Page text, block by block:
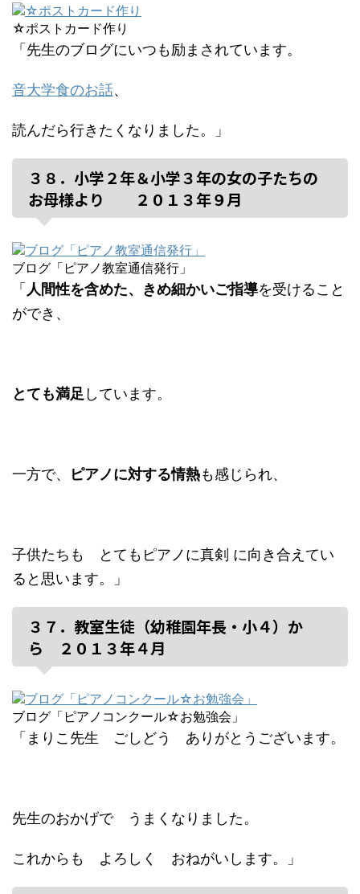
☆ポストカード作り
「先生のブログにいつも励まされています。
音大学食のお話、
読んだら行きたくなりました。」
３８．小学２年＆小学３年の女の子たちの
お母様より ２０１３年９月
ブログ「ピアノ教室通信発行」
「 人間性を含めた、きめ細かいご指導を受けること
ができ、
とても満足 しています。
一方で、 ピアノに対する情熱も感じられ、
子供たちも とてもピアノに真剣 に向き合えてい
ると思います。」
３７．教室生徒（幼稚園年長・小４）か
ら ２０１３年４月
ブログ「ピアノコンクール☆お勉強会」
「まりこ先生 ごしどう ありがとうございます。
先生のおかげで うまくなりました。
これからも よろしく おねがいします。」